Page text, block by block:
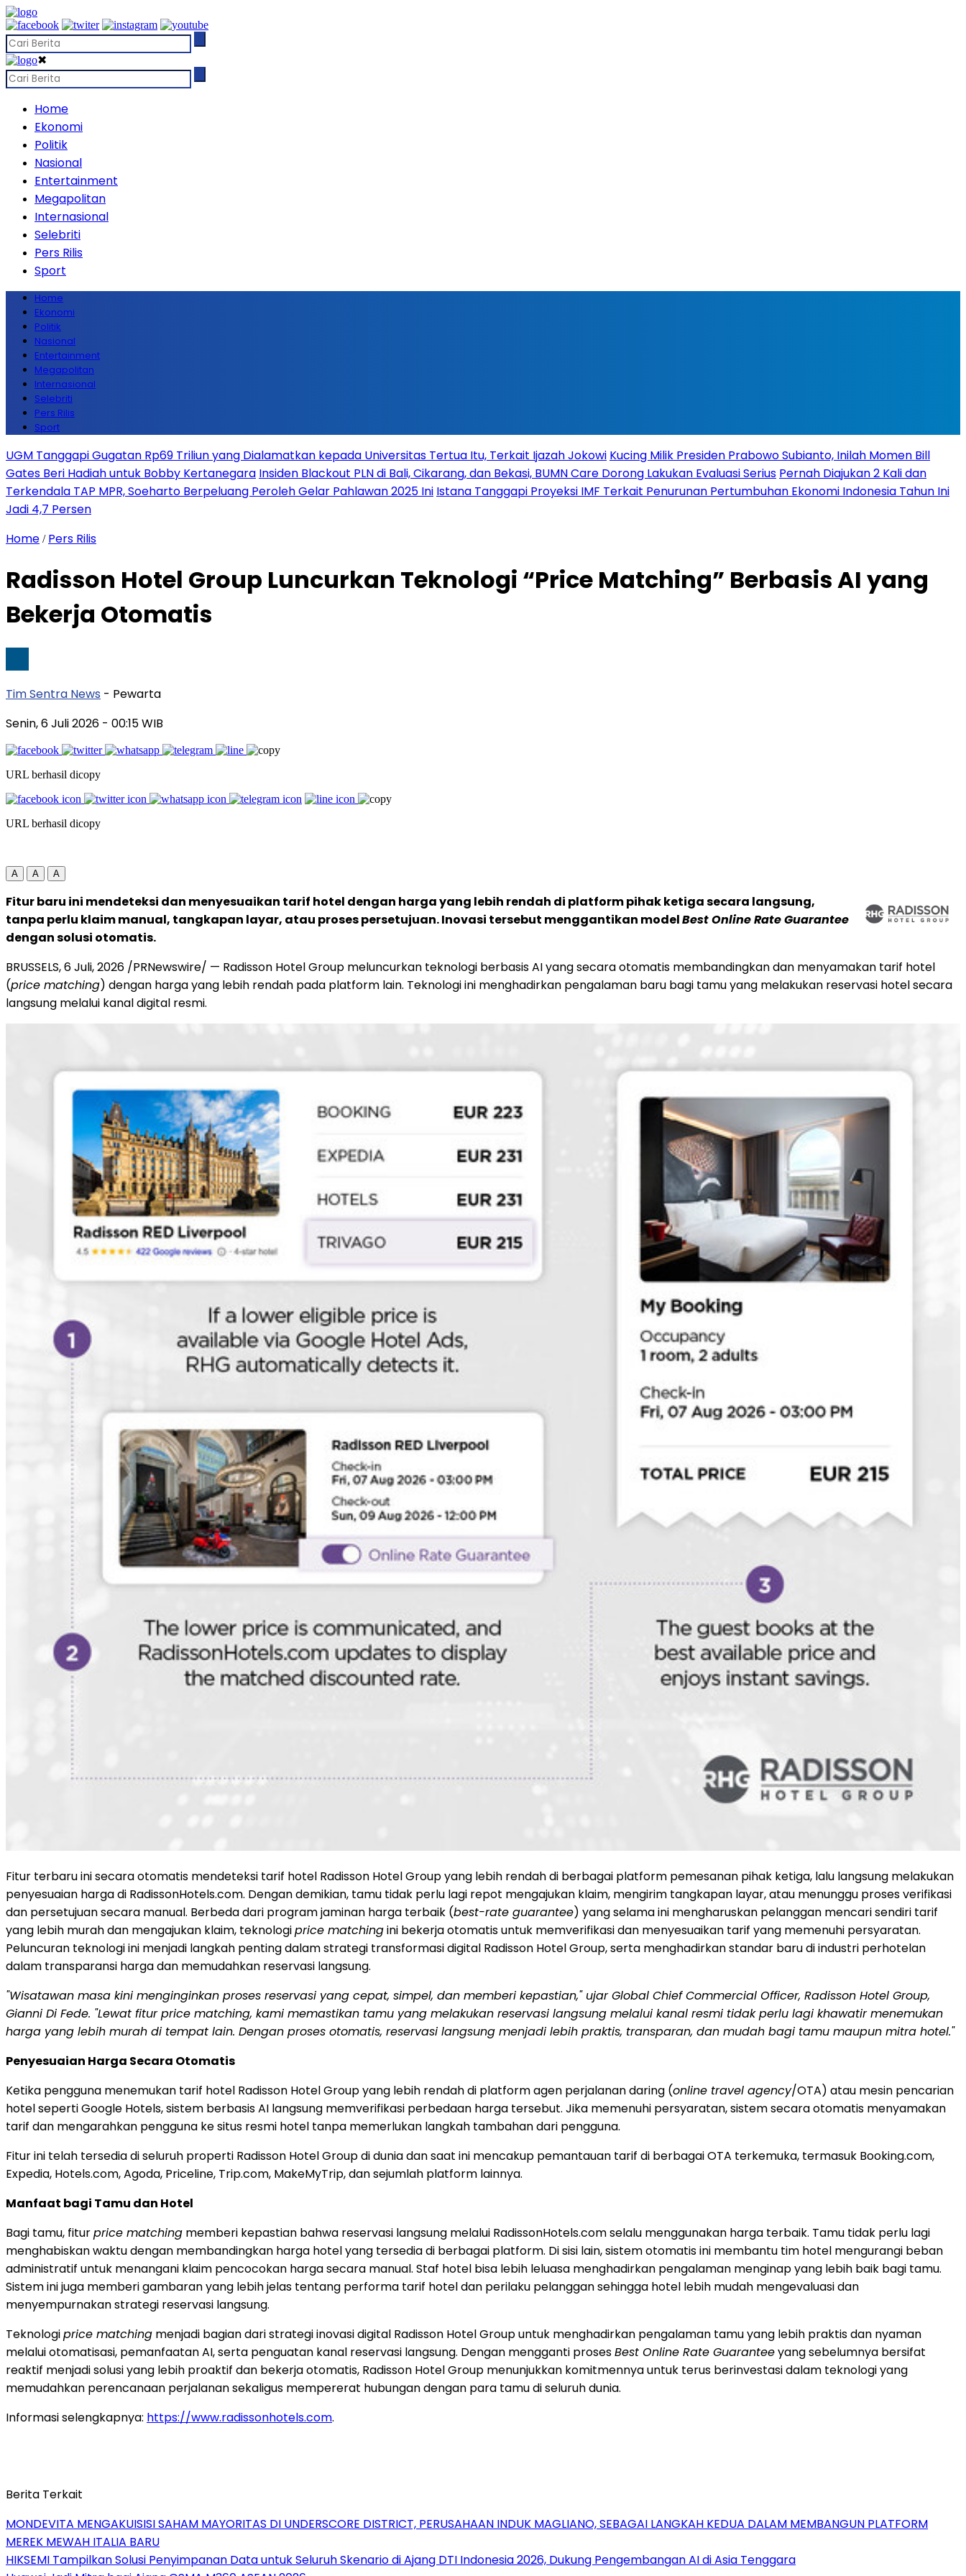
✖
Home
Ekonomi
Politik
Nasional
Entertainment
Megapolitan
Internasional
Selebriti
Pers Rilis
Sport
Home
Ekonomi
Politik
Nasional
Entertainment
Megapolitan
Internasional
Selebriti
Pers Rilis
Sport
UGM Tanggapi Gugatan Rp69 Triliun yang Dialamatkan kepada Universitas Tertua Itu, Terkait Ijazah Jokowi Kucing Milik Presiden Prabowo Subianto, Inilah Momen Bill
Gates Beri Hadiah untuk Bobby Kertanegara Insiden Blackout PLN di Bali, Cikarang, dan Bekasi, BUMN Care Dorong Lakukan Evaluasi Serius Pernah Diajukan 2 Kali dan
Terkendala TAP MPR, Soeharto Berpeluang Peroleh Gelar Pahlawan 2025 Ini Istana Tanggapi Proyeksi IMF Terkait Penurunan Pertumbuhan Ekonomi Indonesia Tahun Ini
Jadi 4,7 Persen
Home / Pers Rilis
Radisson Hotel Group Luncurkan Teknologi “Price Matching” Berbasis AI yang
Bekerja Otomatis
Tim Sentra News - Pewarta
Senin, 6 Juli 2026 - 00:15 WIB
URL berhasil dicopy
URL berhasil dicopy
A A A
Fitur baru ini mendeteksi dan menyesuaikan tarif hotel dengan harga yang lebih rendah di platform pihak ketiga secara langsung,
tanpa perlu klaim manual, tangkapan layar, atau proses persetujuan. Inovasi tersebut menggantikan modelBest Online Rate Guarantee
dengan solusi otomatis.
BRUSSELS,6 Juli, 2026 /PRNewswire/ — Radisson Hotel Group meluncurkan teknologi berbasis AI yang secara otomatis membandingkan dan menyamakan tarif hotel
(price matching) dengan harga yang lebih rendah pada platform lain. Teknologi ini menghadirkan pengalaman baru bagi tamu yang melakukan reservasi hotel secara
langsung melalui kanal digital resmi.
Fitur terbaru ini secara otomatis mendeteksi tarif hotel Radisson Hotel Group yang lebih rendah di berbagai platform pemesanan pihak ketiga, lalu langsung melakukan
penyesuaian harga di RadissonHotels.com. Dengan demikian, tamu tidak perlu lagi repot mengajukan klaim, mengirim tangkapan layar, atau menunggu proses verifikasi
dan persetujuan secara manual. Berbeda dari program jaminan harga terbaik (best-rate guarantee) yang selama ini mengharuskan pelanggan mencari sendiri tarif
yang lebih murah dan mengajukan klaim, teknologiprice matchingini bekerja otomatis untuk memverifikasi dan menyesuaikan tarif yang memenuhi persyaratan.
Peluncuran teknologi ini menjadi langkah penting dalam strategi transformasi digital Radisson Hotel Group, serta menghadirkan standar baru di industri perhotelan
dalam transparansi harga dan memudahkan reservasi langsung.
"Wisatawan masa kini menginginkan proses reservasi yang cepat, simpel, dan memberi kepastian," ujar Global Chief Commercial Officer, Radisson Hotel Group,
Gianni Di Fede. "Lewat fitur price matching, kami memastikan tamu yang melakukan reservasi langsung melalui kanal resmi tidak perlu lagi khawatir menemukan
harga yang lebih murah di tempat lain. Dengan proses otomatis, reservasi langsung menjadi lebih praktis, transparan, dan mudah bagi tamu maupun mitra hotel."
Penyesuaian Harga Secara Otomatis
Ketika pengguna menemukan tarif hotel Radisson Hotel Group yang lebih rendah di platform agen perjalanan daring (online travel agency/OTA) atau mesin pencarian
hotel seperti Google Hotels, sistem berbasis AI langsung memverifikasi perbedaan harga tersebut. Jika memenuhi persyaratan, sistem secara otomatis menyamakan
tarif dan mengarahkan pengguna ke situs resmi hotel tanpa memerlukan langkah tambahan dari pengguna.
Fitur ini telah tersedia di seluruh properti Radisson Hotel Group di dunia dan saat ini mencakup pemantauan tarif di berbagai OTA terkemuka, termasuk Booking.com,
Expedia, Hotels.com, Agoda, Priceline, Trip.com, MakeMyTrip, dan sejumlah platform lainnya.
Manfaat bagi Tamu dan Hotel
Bagi tamu, fiturprice matching memberi kepastian bahwa reservasi langsung melalui RadissonHotels.com selalu menggunakan harga terbaik. Tamu tidak perlu lagi
menghabiskan waktu dengan membandingkan harga hotel yang tersedia di berbagai platform. Di sisi lain, sistem otomatis ini membantu tim hotel mengurangi beban
administratif untuk menangani klaim pencocokan harga secara manual. Staf hotel bisa lebih leluasa menghadirkan pengalaman menginap yang lebih baik bagi tamu.
Sistem ini juga memberi gambaran yang lebih jelas tentang performa tarif hotel dan perilaku pelanggan sehingga hotel lebih mudah mengevaluasi dan
menyempurnakan strategi reservasi langsung.
Teknologiprice matching menjadi bagian dari strategi inovasi digital Radisson Hotel Group untuk menghadirkan pengalaman tamu yang lebih praktis dan nyaman
melalui otomatisasi, pemanfaatan AI, serta penguatan kanal reservasi langsung. Dengan mengganti prosesBest Online Rate Guaranteeyang sebelumnya bersifat
reaktif menjadi solusi yang lebih proaktif dan bekerja otomatis, Radisson Hotel Group menunjukkan komitmennya untuk terus berinvestasi dalam teknologi yang
memudahkan perencanaan perjalanan sekaligus mempererat hubungan dengan para tamu di seluruh dunia.
Informasi selengkapnya: https://www.radissonhotels.com.
Berita Terkait
MONDEVITA MENGAKUISISI SAHAM MAYORITAS DI UNDERSCORE DISTRICT, PERUSAHAAN INDUK MAGLIANO, SEBAGAI LANGKAH KEDUA DALAM MEMBANGUN PLATFORM
MEREK MEWAH ITALIA BARU
HIKSEMI Tampilkan Solusi Penyimpanan Data untuk Seluruh Skenario di Ajang DTI Indonesia 2026, Dukung Pengembangan AI di Asia Tenggara